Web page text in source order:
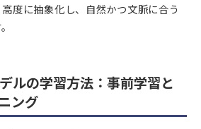
度に抽象化し、自然かつ文脈に合う
ルの学習方法：事前学習と
ング